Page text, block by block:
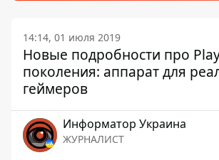
14:14, 01 июля 2019
Новые подробности про
поколения: аппарат для
геймеров
Информатор Украина
ЖУРНАЛИСТ